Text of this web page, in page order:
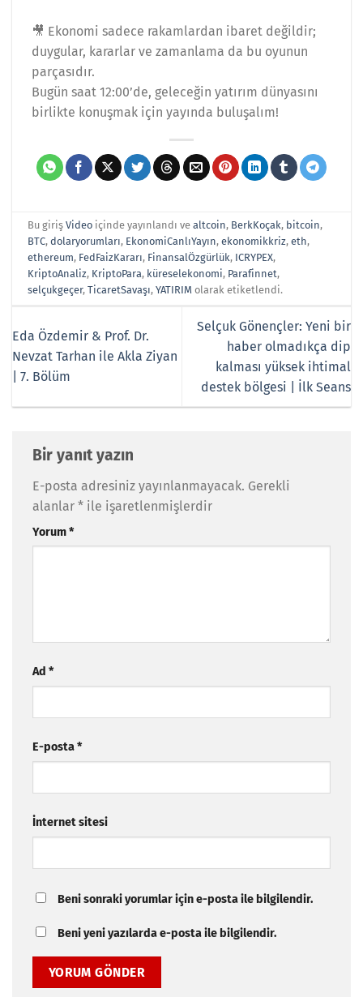
🎥 Ekonomi sadece rakamlardan ibaret değildir;
duygular, kararlar ve zamanlama da bu oyunun
parçasıdır.
Bugün saat 12:00’de, geleceğin yatırım dünyasını
birlikte konuşmak için yayında buluşalım!
Bu girişVideo içinde yayınlandı vealtcoin, BerkKoçak, bitcoin,
BTC,dolaryorumları, EkonomiCanlıYayın,ekonomikkriz,eth,
ethereum, FedFaizKararı, FinansalÖzgürlük, ICRYPEX,
KriptoAnaliz, KriptoPara, küreselekonomi, Parafinnet,
selçukgeçer,TicaretSavaşı,YATIRIM olarak etiketlendi.
Eda Özdemir & Prof. Dr.
Nevzat Tarhan ile Akla Ziyan
| 7. Bölüm
Selçuk Gönençler: Yeni bir
haber olmadıkça dip
kalması yüksek ihtimal
destek bölgesi | İlk Seans
Bir yanıt yazın
E-posta adresiniz yayınlanmayacak. Gerekli
alanlar * ile işaretlenmişlerdir
Yorum*
Ad *
E-posta*
İnternet sitesi
Beni sonraki yorumlar için e-posta ile bilgilendir.
Beni yeni yazılarda e-posta ile bilgilendir.